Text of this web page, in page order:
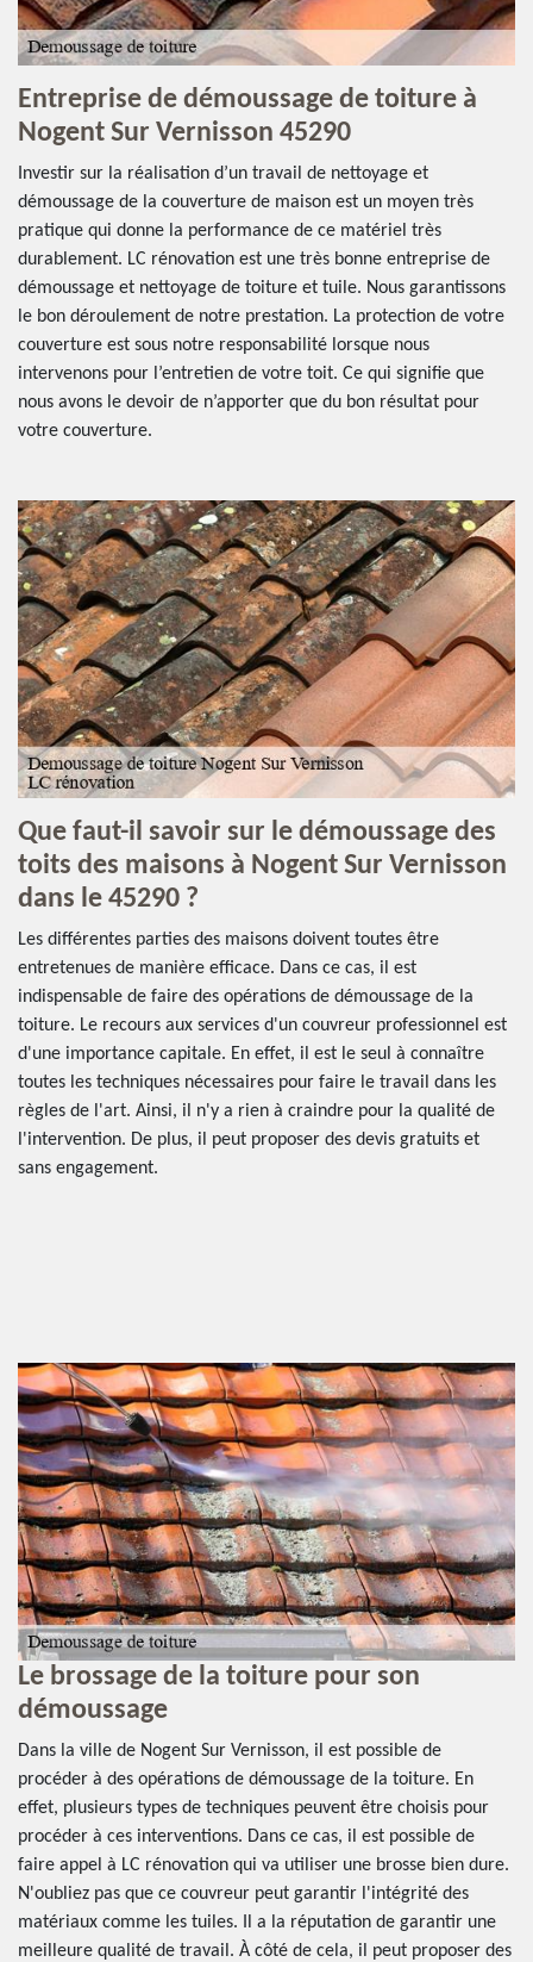
Entreprise de démoussage de toiture à
Nogent Sur Vernisson 45290
Investir sur la réalisation d’un travail de nettoyage et
démoussage de la couverture de maison est un moyen très
pratique qui donne la performance de ce matériel très
durablement. LC rénovation est une très bonne entreprise de
démoussage et nettoyage de toiture et tuile. Nous garantissons
le bon déroulement de notre prestation. La protection de votre
couverture est sous notre responsabilité lorsque nous
intervenons pour l’entretien de votre toit. Ce qui signifie que
nous avons le devoir de n’apporter que du bon résultat pour
votre couverture.
Que faut-il savoir sur le démoussage des
toits des maisons à Nogent Sur Vernisson
dans le 45290 ?
Les différentes parties des maisons doivent toutes être
entretenues de manière efficace. Dans ce cas, il est
indispensable de faire des opérations de démoussage de la
toiture. Le recours aux services d'un couvreur professionnel est
d'une importance capitale. En effet, il est le seul à connaître
toutes les techniques nécessaires pour faire le travail dans les
règles de l'art. Ainsi, il n'y a rien à craindre pour la qualité de
l'intervention. De plus, il peut proposer des devis gratuits et
sans engagement.
Le brossage de la toiture pour son
démoussage
Dans la ville de Nogent Sur Vernisson, il est possible de
procéder à des opérations de démoussage de la toiture. En
effet, plusieurs types de techniques peuvent être choisis pour
procéder à ces interventions. Dans ce cas, il est possible de
faire appel à LC rénovation qui va utiliser une brosse bien dure.
N'oubliez pas que ce couvreur peut garantir l'intégrité des
matériaux comme les tuiles. Il a la réputation de garantir une
meilleure qualité de travail. À côté de cela, il peut proposer des